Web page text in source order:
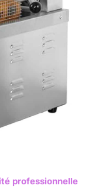
professionnelle